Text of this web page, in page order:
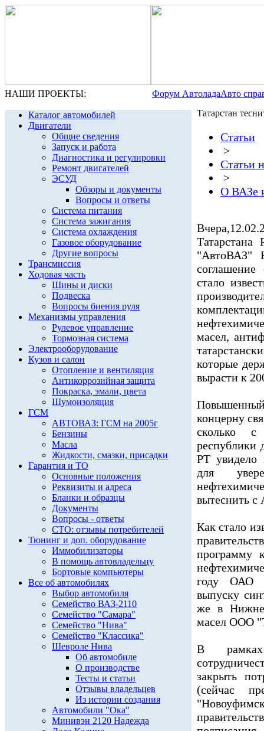
НАШИ ПРОЕКТЫ: Форум АвтоладаАвто
Каталог автомобилей
Двигатели
Общие сведения
Запуск и работа
Диагностика и регулировки
Ремонт двигателей
ЭСУД
Обзоры и документы
Вопросы и ответы
Система питания
Система зажигания
Система охлаждения
Газовое оборудование
Другие вопросы
Трансмиссия
Ходовая часть
Шины и диски
Подвеска
Вопросы биения руля
Механизмы управления
Рулевое управление
Тормозная система
Электрооборудование
Кузов и салон
Отопление и вентиляция
Антикоррозийная защита
Покраска, эмали, цвета
Шумоизоляция
ГСМ
АВТОВАЗ: ГСМ на 2005г
Бензины
Масла
Жидкости, смазки, присадки
Гарантия и ТО
Основные положения
Реквизиты и адреса
Бланки и образцы
Документы
Вопросы - ответы
СТО: отзывы потребителей
Тюнинг и доп. оборудование
Иммобилизаторы
В помощь автовладельцу
Бортовые компьютеры
Все об автомобилях
Выбор автомобиля
Семейство ВАЗ-2110
Семейство "Самара"
Семейство "Нива"
Семейство "Классика"
Шевроле Нива
Об автомобиле
О производстве
Тесты и статьи
Отзывы владельцев
Из истории создания
Автомобили "Ока"
Минивэн 2120 Надежда
Татарстан
Статьи
>
Статьи
>
О ВАЗе
"АвтоВАЗ"
соглашение
стало
масел,
которые
вырасти к
Повышенный
концерну
сколько с
республики
РТ
для
вытеснить с
Как стало
программу
году ОАО
выпуску
же в
масел ООО
В рамках
закрыть
(сейчас